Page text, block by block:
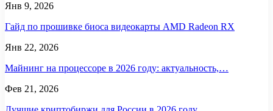
Янв 9, 2026
Гайд по прошивке биоса видеокарты AMD Radeon RX
Янв 22, 2026
Майнинг на процессоре в 2026 году: актуальность,…
Фев 21, 2026